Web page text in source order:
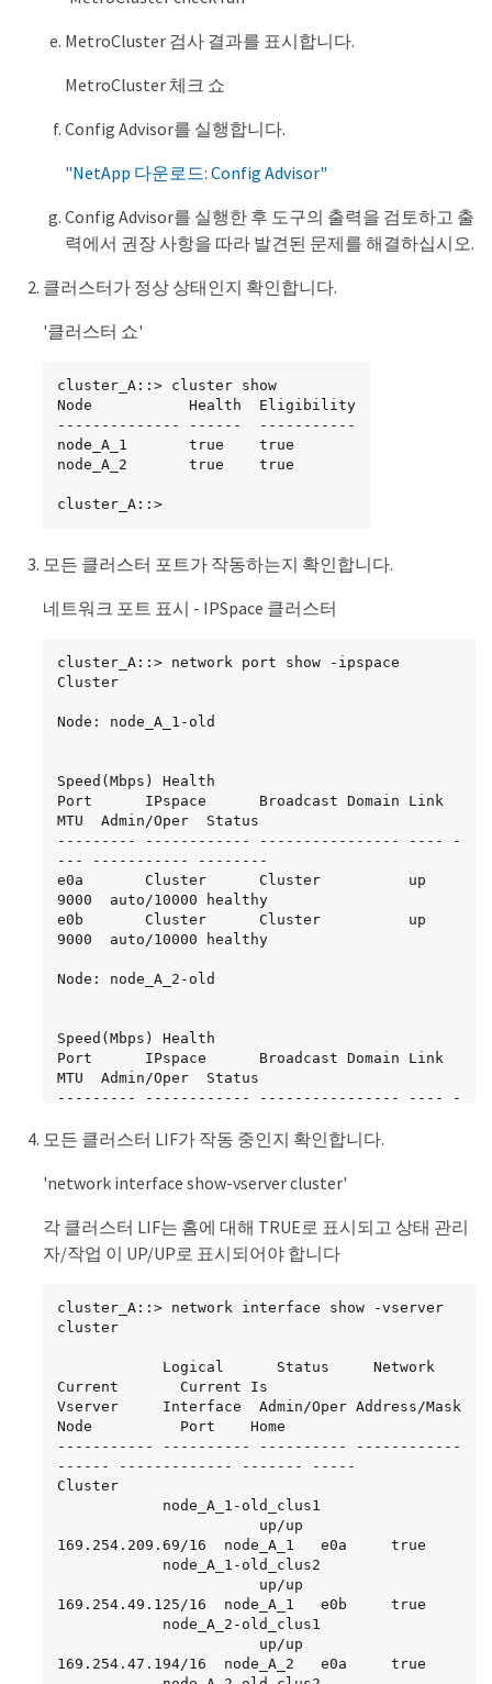
MetroCluster 검사 결과를 표시합니다.
MetroCluster 체크 쇼
Config Advisor를 실행합니다.
"NetApp 다운로드: Config Advisor"
Config Advisor를 실행한 후 도구의 출력을 검토하고 출
력에서 권장 사항을 따라 발견된 문제를 해결하십시오.
클러스터가 정상 상태인지 확인합니다.
'클러스터 쇼'
cluster_A::> cluster show
Node           Health  Eligibility
-------------- ------  -----------
node_A_1       true    true
node_A_2       true    true
cluster_A::>
모든 클러스터 포트가 작동하는지 확인합니다.
네트워크 포트 표시 - IPSpace 클러스터
cluster_A::> network port show -ipspace
Cluster
Node: node_A_1-old
Speed(Mbps) Health
Port      IPspace      Broadcast Domain Link
MTU  Admin/Oper  Status
--------- ------------ ---------------- ---- -
--- ----------- --------
e0a       Cluster      Cluster          up
9000  auto/10000 healthy
e0b       Cluster      Cluster          up
9000  auto/10000 healthy
Node: node_A_2-old
Speed(Mbps) Health
Port      IPspace      Broadcast Domain Link
MTU  Admin/Oper  Status
--------- ------------ ---------------- ---- -
e0a       Cluster      Cluster          up
e0b       Cluster      Cluster          up
4 entries were displayed.
모든 클러스터 LIF가 작동 중인지 확인합니다.
'network interface show-vserver cluster'
각 클러스터 LIF는 홈에 대해 TRUE로 표시되고 상태 관리
자/작업 이 UP/UP로 표시되어야 합니다
cluster_A::> network interface show -vserver
cluster
Current       Current Is
Vserver     Interface  Admin/Oper Address/Mask
Node          Port    Home
----------- ---------- ---------- ------------
------ ------------- ------- -----
Cluster
169.254.209.69/16  node_A_1   e0a     true
169.254.49.125/16  node_A_1   e0b     true
169.254.47.194/16  node_A_2   e0a     true